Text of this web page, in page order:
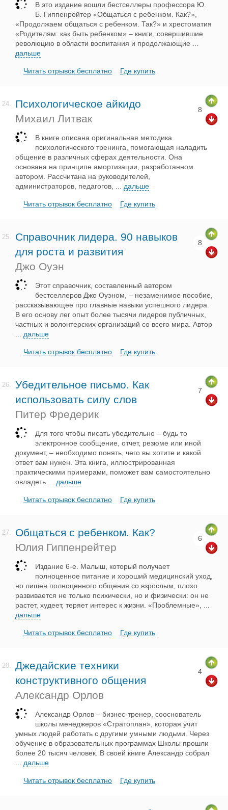
В это издание вошли бестселлеры профессора Ю.
Б. Гиппенрейтер «Общаться с ребенком. Как?»,
«Продолжаем общаться с ребенком. Так?» и хрестоматия
«Родителям: как быть ребенком» – книги, совершившие
революцию в области воспитания и продолжающие
дальше
Читать отрывок бесплатно Где купить
24.
Психологическое айкидо
Михаил Литвак
8
В книге описана оригинальная методика
психологического тренинга, помогающая наладить
общение в различных сферах деятельности. Она
основана на принципе амортизации, разработанном
автором. Рассчитана на руководителей,
администраторов, педагогов,
дальше
Читать отрывок бесплатно Где купить
25.
Справочник лидера. 90 навыков
для роста и развития
Джо Оуэн
8
Этот справочник, составленный автором
бестселлеров Джо Оуэном, – незаменимое пособие,
рассказывающее про главные навыки успешного лидера.
В его основу лег опыт более тысячи лидеров публичных,
частных и волонтерских организаций со всего мира. Автор
дальше
Читать отрывок бесплатно Где купить
26.
Убедительное письмо. Как
использовать силу слов
Питер Фредерик
7
Для того чтобы писать убедительно – будь то
электронное сообщение, отчет, резюме или иной
документ, – необходимо понять, чего вы хотите и какой
ответ вам нужен. Эта книга, иллюстрированная
практическими примерами, поможет вам самостоятельно
овладеть
дальше
Читать отрывок бесплатно Где купить
27.
Общаться с ребенком. Как?
Юлия Гиппенрейтер
6
Издание 6-е. Малыш, который получает
полноценное питание и хороший медицинский уход,
но лишен полноценного общения со взрослым, плохо
развивается не только психически, но и физически: он не
растет, худеет, теряет интерес к жизни. «Проблемные»,
дальше
Читать отрывок бесплатно Где купить
28.
Джедайские техники
конструктивного общения
Александр Орлов
4
Александр Орлов – бизнес-тренер, сооснователь
школы менеджеров «Стратоплан», которая учит
умных людей работать с другими умными людьми. Через
обучение в образовательных программах Школы прошли
более 20 тысяч человек. В своей книге Александр собрал
дальше
Читать отрывок бесплатно Где купить